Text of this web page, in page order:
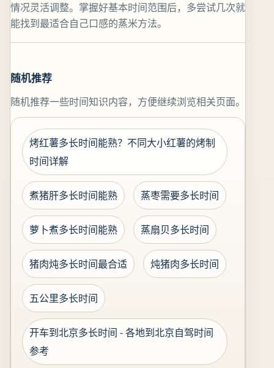
情况灵活调整。掌握好基本时间范围后，多尝试几次就
能找到最适合自己口感的蒸米方法。
随机推荐
随机推荐一些时间知识内容，方便继续浏览相关页面。
烤红薯多长时间能熟？不同大小红薯的烤制
时间详解
煮猪肝多长时间能熟 蒸枣需要多长时间
萝卜煮多长时间能熟 蒸扇贝多长时间
猪肉炖多长时间最合适 炖猪肉多长时间
五公里多长时间
开车到北京多长时间 - 各地到北京自驾时间
参考